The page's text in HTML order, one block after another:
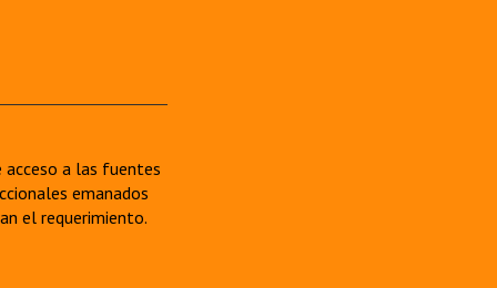
acceso a las fuentes
emanados
el requerimiento.